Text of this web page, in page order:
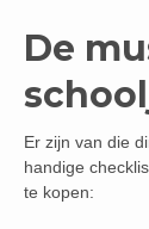
De
Er zijn van die
handige
te kopen: